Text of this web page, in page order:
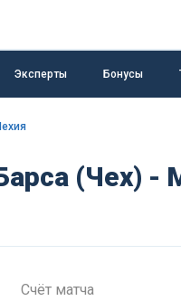
Эксперты Бонусы
(Чех) -
Счёт матча